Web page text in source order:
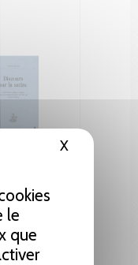
le
que
XMasquer